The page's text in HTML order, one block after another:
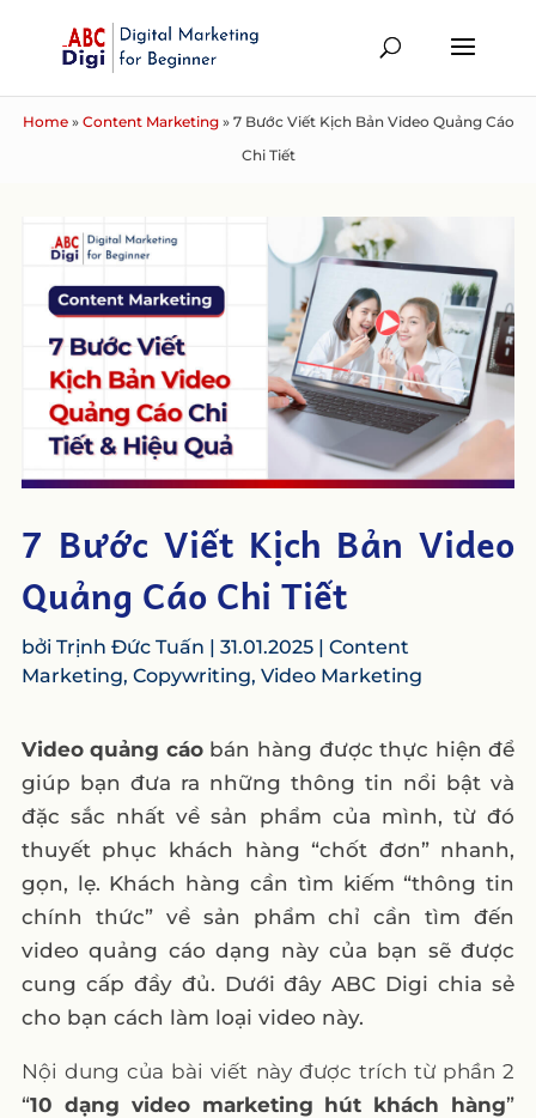
Home» Content Marketing» 7 Bước Viết Kịch Bản Video Quảng Cáo
Chi Tiết
7 Bước Viết Kịch Bản Video
Quảng Cáo Chi Tiết
bởi Trịnh Đức Tuấn | 31.01.2025| Content
Marketing, Copywriting, Video Marketing
Video quảng cáobán hàng được thực hiện để
giúp bạn đưa ra những thông tin nổi bật và
đặc sắc nhất về sản phẩm của mình, từ đó
thuyết phục khách hàng “chốt đơn” nhanh,
gọn, lẹ. Khách hàng cần tìm kiếm “thông tin
chính thức” về sản phẩm chỉ cần tìm đến
video quảng cáo dạng này của bạn sẽ được
cung cấp đầy đủ. Dưới đây ABC Digi chia sẻ
cho bạn cách làm loại video này.
Nội dung của bài viết này được trích từ phần 2
“10 dạng video marketing hút khách hàng”